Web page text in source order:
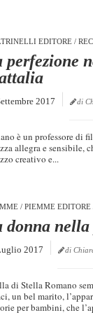
EDITORE /
perfezione
2017 di
è un professore di
allegra e sensibile,
creativo e...
/ PIEMME EDITORE
donna
2017 di
di Stella Romano
un bel marito,
per bambini, che